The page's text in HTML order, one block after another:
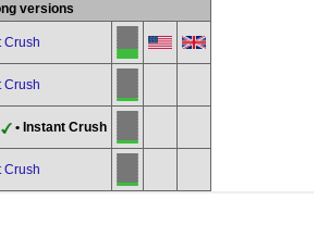
versions
Crush
Crush
• Instant Crush
Crush